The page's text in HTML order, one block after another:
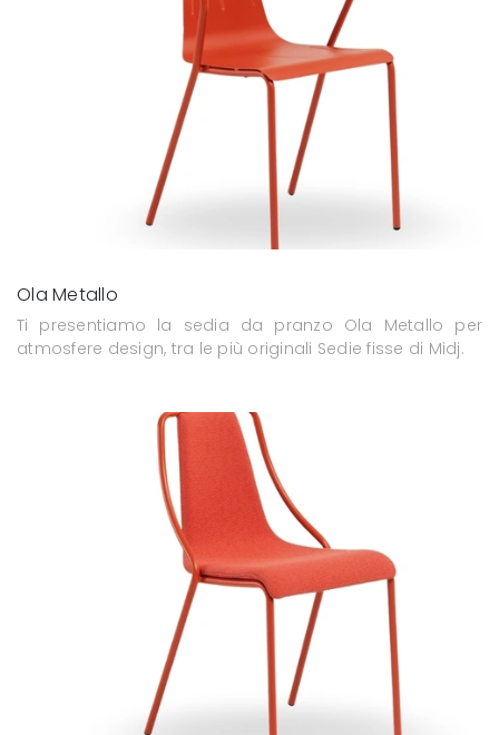
Ola Metallo
Ti presentiamo la sedia da pranzo Ola Metallo per
atmosfere design, tra le più originali Sedie fisse di Midj.